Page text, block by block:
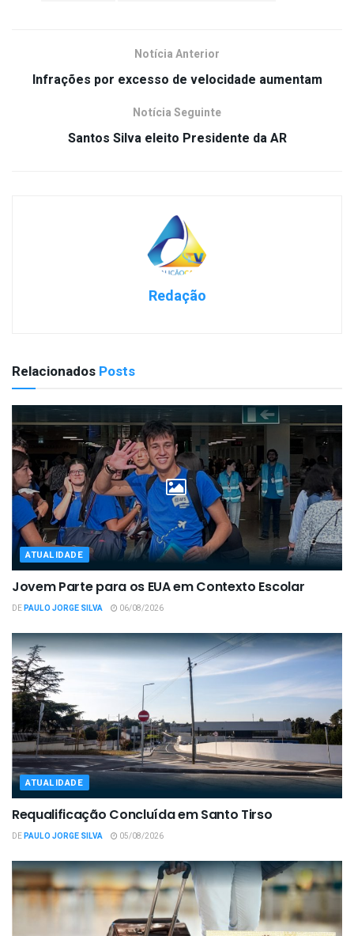
Notícia Anterior
Infrações por excesso de velocidade aumentam
Notícia Seguinte
Santos Silva eleito Presidente da AR
Redação
Relacionados Posts
ATUALIDADE
Jovem Parte para os EUA em Contexto Escolar
DEPAULO JORGE SILVA 06/08/2026
ATUALIDADE
Requalificação Concluída em Santo Tirso
DEPAULO JORGE SILVA 05/08/2026